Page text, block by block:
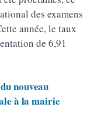
des examens
année, le taux
de 6,91
nouveau
à la mairie